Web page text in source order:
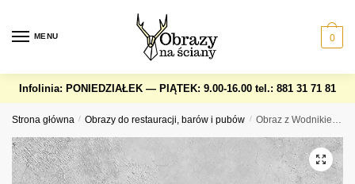
navigation
content
MENU 0
Infolinia: PONIEDZIAŁEK — PIĄTEK: 9.00-16.00 tel.: 881 31 71 81
Strona główna / Obrazy do restauracji, barów i pubów / Obraz z Wodnikiem – znak zodiaku